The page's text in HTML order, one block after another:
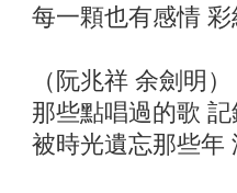
每一顆也有感情
（阮兆祥 余劍明）
那些點唱過的歌
被時光遺忘那些年